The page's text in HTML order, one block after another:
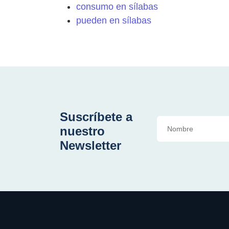
consumo en sílabas
pueden en sílabas
Suscríbete a
nuestro
Newsletter